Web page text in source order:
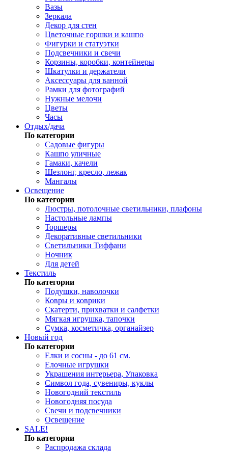
Вазы
Зеркала
Декор для стен
Цветочные горшки и кашпо
Фигурки и статуэтки
Подсвечники и свечи
Корзины, коробки, контейнеры
Шкатулки и держатели
Аксессуары для ванной
Рамки для фотографий
Нужные мелочи
Цветы
Часы
Отдых/дача
По категории
Садовые фигуры
Кашпо уличные
Гамаки, качели
Шезлонг, кресло, лежак
Мангалы
Освещение
По категории
Люстры, потолочные светильники, плафоны
Настольные лампы
Торшеры
Декоративные светильники
Светильники Тиффани
Ночник
Для детей
Текстиль
По категории
Подушки, наволочки
Ковры и коврики
Скатерти, прихватки и салфетки
Мягкая игрушка, тапочки
Сумка, косметичка, органайзер
Новый год
По категории
Елки и сосны - до 61 см.
Елочные игрушки
Украшения интерьера, Упаковка
Символ года, сувениры, куклы
Новогодний текстиль
Новогодняя посуда
Свечи и подсвечники
Освещение
SALE!
По категории
Распродажа склада